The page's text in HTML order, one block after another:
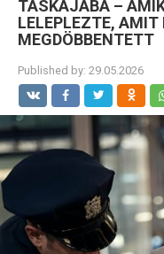
TÁSKÁJÁBA –
LELEPLEZTE,
MEGDÖBBENTETT
Published by: 29.05.2026